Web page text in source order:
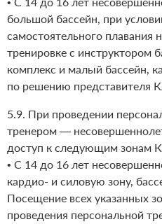
большой бассейн, при
самостоятельного плавания
тренировке с инструктором
комплекс и малый бассейн,
по решению представителя
5.9. При проведении
тренером —
доступ к следующим зонам
• С 14 до 16 лет
кардио- и силовую зону,
Посещение всех указанных
проведения персональной